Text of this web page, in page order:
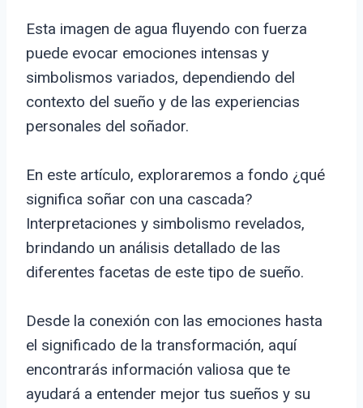
Esta imagen de agua fluyendo con fuerza
puede evocar emociones intensas y
simbolismos variados, dependiendo del
contexto del sueño y de las experiencias
personales del soñador.
En este artículo, exploraremos a fondo ¿qué
significa soñar con una cascada?
Interpretaciones y simbolismo revelados,
brindando un análisis detallado de las
diferentes facetas de este tipo de sueño.
Desde la conexión con las emociones hasta
el significado de la transformación, aquí
encontrarás información valiosa que te
ayudará a entender mejor tus sueños y su